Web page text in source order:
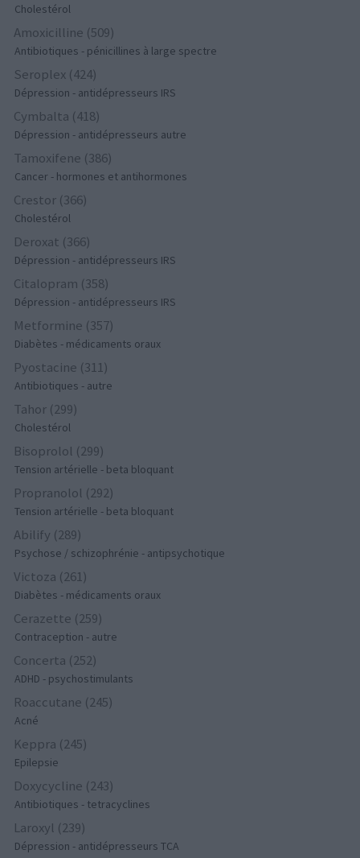
Cholestérol
Amoxicilline (509)
Antibiotiques - pénicillines à large spectre
Seroplex (424)
Dépression - antidépresseurs IRS
Cymbalta (418)
Dépression - antidépresseurs autre
Tamoxifene (386)
Cancer - hormones et antihormones
Crestor (366)
Cholestérol
Deroxat (366)
Dépression - antidépresseurs IRS
Citalopram (358)
Dépression - antidépresseurs IRS
Metformine (357)
Diabètes - médicaments oraux
Pyostacine (311)
Antibiotiques - autre
Tahor (299)
Cholestérol
Bisoprolol (299)
Tension artérielle - beta bloquant
Propranolol (292)
Tension artérielle - beta bloquant
Abilify (289)
Psychose / schizophrénie - antipsychotique
Victoza (261)
Diabètes - médicaments oraux
Cerazette (259)
Contraception - autre
Concerta (252)
ADHD - psychostimulants
Roaccutane (245)
Acné
Keppra (245)
Epilepsie
Doxycycline (243)
Antibiotiques - tetracyclines
Laroxyl (239)
Dépression - antidépresseurs TCA